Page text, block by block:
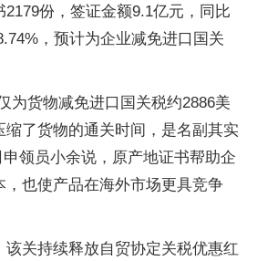
份，签证金额9.1亿元，同比
，预计为企业减免进口国关
为货物减免进口国关税约2886美
缩了货物的通关时间，是名副其实
申领员小余说，原产地证书帮助企
，也使产品在海外市场更具竞争
该关持续释放自贸协定关税优惠红